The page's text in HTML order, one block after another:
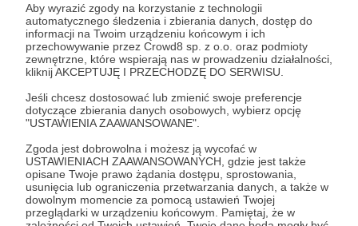
Aby wyrazić zgody na korzystanie z technologii
automatycznego śledzenia i zbierania danych, dostęp do
informacji na Twoim urządzeniu końcowym i ich
przechowywanie przez Crowd8 sp. z o.o. oraz podmioty
zewnętrzne, które wspierają nas w prowadzeniu działalności,
kliknij AKCEPTUJĘ I PRZECHODZĘ DO SERWISU.
Jeśli chcesz dostosować lub zmienić swoje preferencje
dotyczące zbierania danych osobowych, wybierz opcję
"USTAWIENIA ZAAWANSOWANE".
Zgoda jest dobrowolna i możesz ją wycofać w
USTAWIENIACH ZAAWANSOWANYCH, gdzie jest także
opisane Twoje prawo żądania dostępu, sprostowania,
usunięcia lub ograniczenia przetwarzania danych, a także w
dowolnym momencie za pomocą ustawień Twojej
przeglądarki w urządzeniu końcowym. Pamiętaj, że w
Pierwotnie Hejto.plmiało być swego rodzaju
wyzwaniem - stworzenie praktycznie od zera
działającego portaluw mniej niż 24 godziny
Wyzwaniu sprostaliśmy - powstała pierwsza
wersja serwisu. Jednak w swojej formie nie
przypominała aktualnej wersji. Tamto stare Hejto
to był bardziej mem, niż społeczność. Jednak po
jakimś czasie i po wielu wiadomościach ze strony
użytkowników postanowiliśmy pójść o krok dalej i